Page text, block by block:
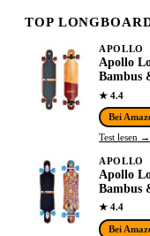
TOP
APOLLO
Apollo
Bambus
9
★ 4.4
Bei
Test lesen →
APOLLO
Apollo
Bambus
9
★ 4.4
Bei